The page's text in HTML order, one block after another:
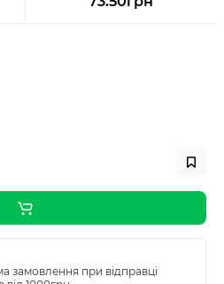
замовлення при відправці